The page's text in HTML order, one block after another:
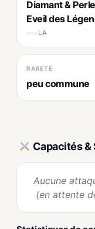
Diamant &
Eveil des
— · LA
RARETÉ
peu commune
Capacités
Aucune
(en attente